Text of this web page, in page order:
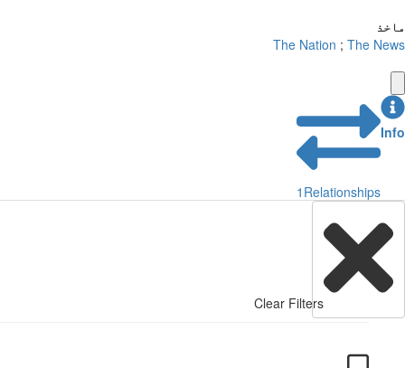
ماخذ
The Nation ; The News
Info
1 Relationships
Clear Filters